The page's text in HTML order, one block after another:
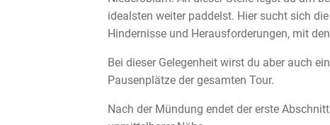
idealsten weiter paddelst. Hier sucht sich
Hindernisse und Herausforderungen, mit
Bei dieser Gelegenheit wirst du aber auch
Pausenplätze der gesamten Tour.
Nach der Mündung endet der erste